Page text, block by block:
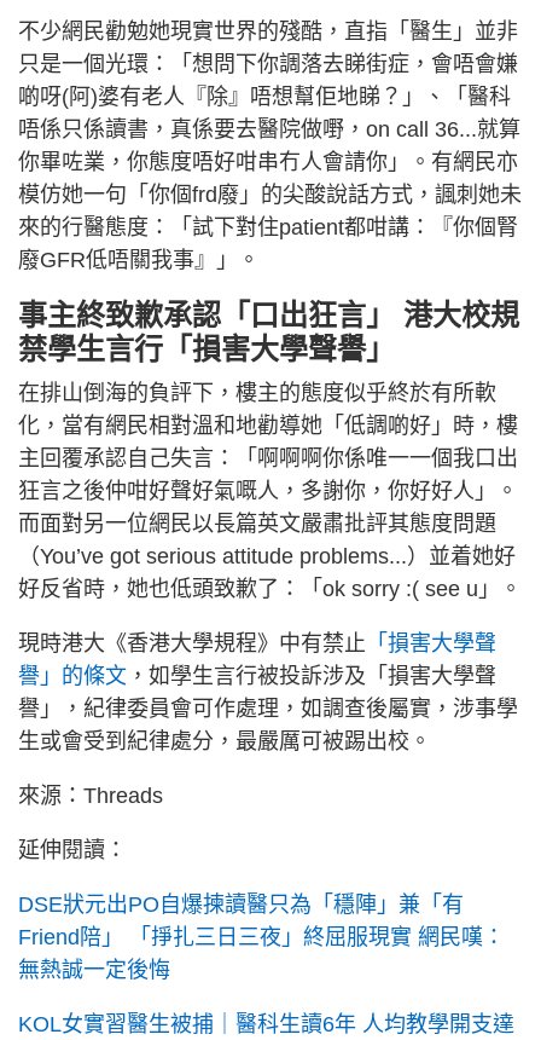
不少網民勸勉她現實世界的殘酷，直指「醫生」並非
只是一個光環：「想問下你調落去睇街症，會唔會嫌
啲呀(阿)婆有老人『除』唔想幫佢地睇？」、「醫科
唔係只係讀書，真係要去醫院做嘢，on call 36...就算
你畢咗業，你態度唔好咁串冇人會請你」。有網民亦
模仿她一句「你個frd廢」的尖酸說話方式，諷刺她未
來的行醫態度：「試下對住patient都咁講：『你個腎
廢GFR低唔關我事』」。
事主終致歉承認「口出狂言」 港大校規
禁學生言行「損害大學聲譽」
在排山倒海的負評下，樓主的態度似乎終於有所軟
化，當有網民相對溫和地勸導她「低調啲好」時，樓
主回覆承認自己失言：「啊啊啊你係唯一一個我口出
狂言之後仲咁好聲好氣嘅人，多謝你，你好好人」。
而面對另一位網民以長篇英文嚴肅批評其態度問題
（You’ve got serious attitude problems...）並着她好
好反省時，她也低頭致歉了：「ok sorry :( see u」。
現時港大《香港大學規程》中有禁止 「損害大學聲
譽」的條文 ，如學生言行被投訴涉及「損害大學聲
譽」，紀律委員會可作處理，如調查後屬實，涉事學
生或會受到紀律處分，最嚴厲可被踢出校。
來源：Threads
延伸閱讀：
DSE狀元出PO自爆揀讀醫只為「穩陣」兼「有
Friend陪」 「掙扎三日三夜」終屈服現實 網民嘆：
無熱誠一定後悔
KOL女實習醫生被捕｜醫科生讀6年 人均教學開支達